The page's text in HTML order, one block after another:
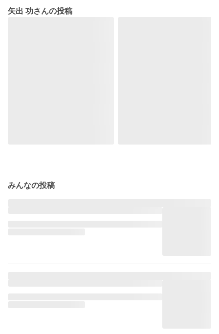
矢出 功さんの投稿
みんなの投稿